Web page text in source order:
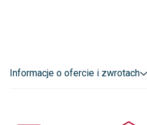
Informacje o ofercie i zwrotach